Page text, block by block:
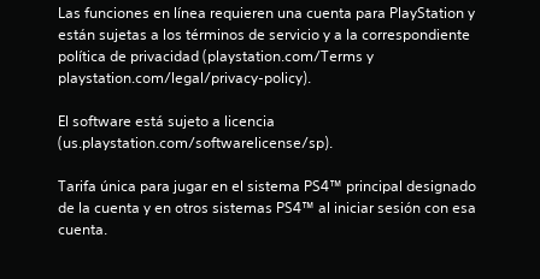
n
s
Las funciones en línea requieren una cuenta para PlayStation y
están sujetas a los términos de servicio y a la correspondiente
política de privacidad (playstation.com/Terms y
playstation.com/legal/privacy-policy).
El software está sujeto a licencia
(us.playstation.com/softwarelicense/sp).
Tarifa única para jugar en el sistema PS4™ principal designado
de la cuenta y en otros sistemas PS4™ al iniciar sesión con esa
cuenta.